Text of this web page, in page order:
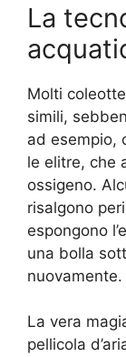
La
Molti
simili,
ad esempio,
le elitre, che
ossigeno.
risalgono
espongono
una bolla
nuovamente.
La vera
pellicola